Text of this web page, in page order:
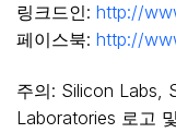
링크드인: http://
페이스북: http://
주의: Silicon Labs,
Laboratories 로고